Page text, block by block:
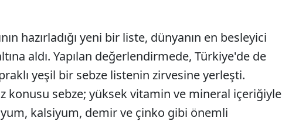
hazırladığı yeni bir liste, dünyanın en besleyici
aldı. Yapılan değerlendirmede, Türkiye'de de
yeşil bir sebze listenin zirvesine yerleşti.
konusu sebze; yüksek vitamin ve mineral içeriğiyle
kalsiyum, demir ve çinko gibi önemli